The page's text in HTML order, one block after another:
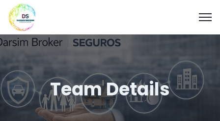
Team Details